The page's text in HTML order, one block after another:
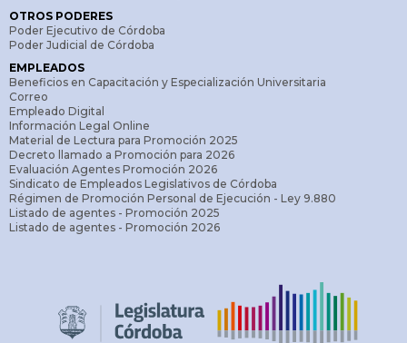
OTROS PODERES
Poder Ejecutivo de Córdoba
Poder Judicial de Córdoba
EMPLEADOS
Beneficios en Capacitación y Especialización Universitaria
Correo
Empleado Digital
Información Legal Online
Material de Lectura para Promoción 2025
Decreto llamado a Promoción para 2026
Evaluación Agentes Promoción 2026
Sindicato de Empleados Legislativos de Córdoba
Régimen de Promoción Personal de Ejecución - Ley 9.880
Listado de agentes - Promoción 2025
Listado de agentes - Promoción 2026